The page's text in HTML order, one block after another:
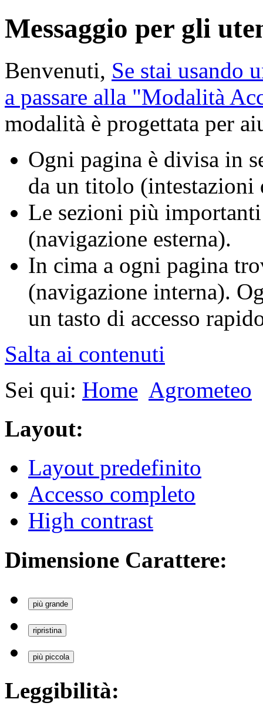
Messaggio per gli
Benvenuti, Se stai usando
a passare alla "Modalità
modalità è progettata per
Ogni pagina è divisa in
da un titolo (intestazioni
Le sezioni più
(navigazione esterna).
In cima a ogni pagina
(navigazione interna).
un tasto di accesso
Salta ai contenuti
Sei qui: Home Agrometeo
Layout:
Layout predefinito
Accesso completo
High contrast
Dimensione Carattere:
più grande
ripristina
più piccola
Leggibilità: